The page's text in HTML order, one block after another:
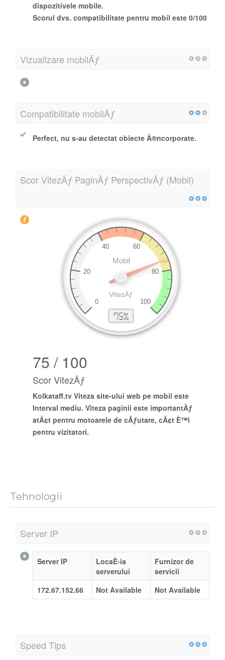
dispozitivele mobile.
Scorul dvs. compatibilitate pentru mobil este 0/100
Vizualizare mobilÄƒ
Compatibilitate mobilÄƒ
Perfect, nu s-au detectat obiecte Ã®ncorporate.
Scor VitezÄƒ PaginÄƒ PerspectivÄƒ (Mobil)
75 / 100
Scor VitezÄƒ
Kolkataff.tv Viteza site-ului web pe mobil este
Interval mediu. Viteza paginii este importantÄƒ
atÃ¢t pentru motoarele de cÄƒutare, cÃ¢t È™i
pentru vizitatori.
Tehnologii
Server IP
Server IP
LocaÈ›ia
serverului
Furnizor de
servicii
172.67.152.66
Not Available Not Available
Speed Tips